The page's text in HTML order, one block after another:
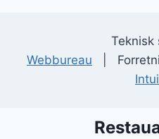
Teknisk
Webbureau |